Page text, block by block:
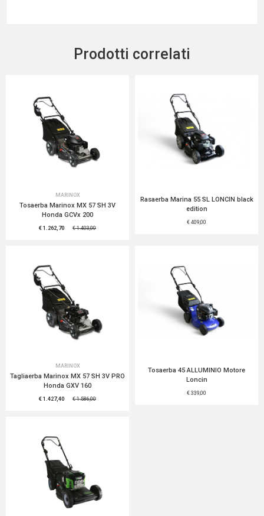
Prodotti correlati
MARINOX
Tosaerba Marinox MX 57 SH 3V
Honda GCVx 200
€ 1.262,70 € 1.403,00
Rasaerba Marina 55 SL LONCIN black
edition
€ 409,00
MARINOX
Tagliaerba Marinox MX 57 SH 3V PRO
Honda GXV 160
€ 1.427,40 € 1.586,00
Tosaerba 45 ALLUMINIO Motore
Loncin
€ 339,00